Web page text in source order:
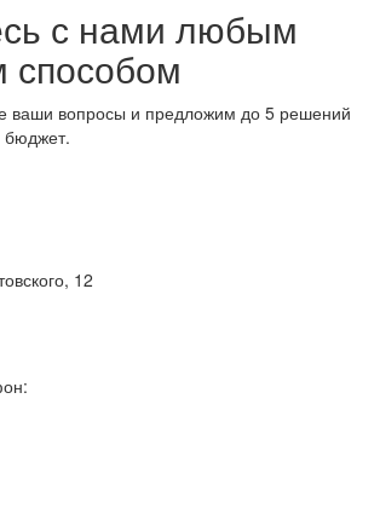
с нами любым
ваши вопросы и предложим до 5 решений
бюджет.
12